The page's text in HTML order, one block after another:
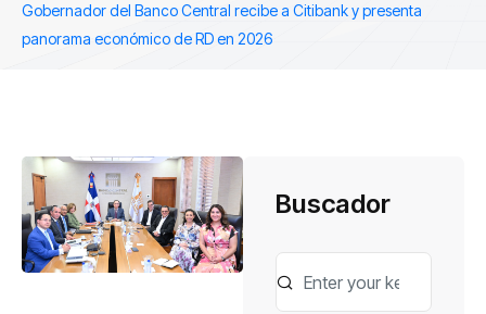
Gobernador del Banco Central recibe a Citibank y presenta
panorama económico de RD en 2026
Buscador